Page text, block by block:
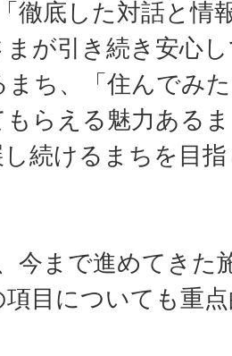
徹底した対話と情
が引き続き安心
ち、「住んでみ
もらえる魅力ある
続けるまちを目
今まで進めてきた
目についても重